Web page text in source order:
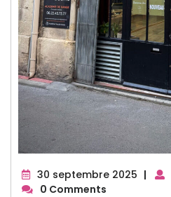
30 septembre 2025 30
|
0 Comments